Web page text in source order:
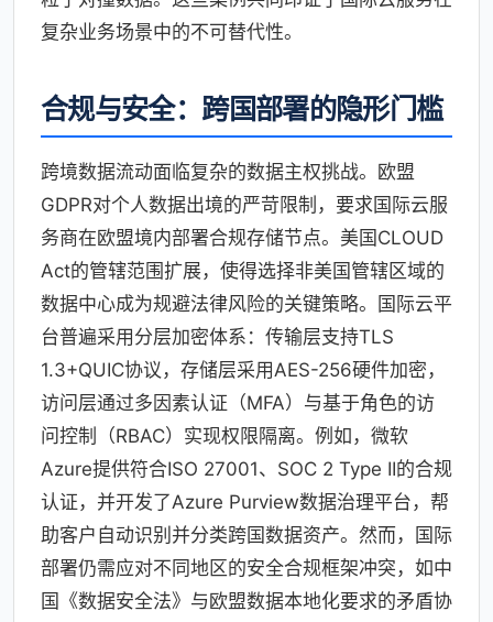
复杂业务场景中的不可替代性。
合规与安全：跨国部署的隐形门槛
跨境数据流动面临复杂的数据主权挑战。欧盟
GDPR对个人数据出境的严苛限制，要求国际云服
务商在欧盟境内部署合规存储节点。美国CLOUD
Act的管辖范围扩展，使得选择非美国管辖区域的
数据中心成为规避法律风险的关键策略。国际云平
台普遍采用分层加密体系：传输层支持TLS
1.3+QUIC协议，存储层采用AES-256硬件加密，
访问层通过多因素认证（MFA）与基于角色的访
问控制（RBAC）实现权限隔离。例如，微软
Azure提供符合ISO 27001、SOC 2 Type II的合规
认证，并开发了Azure Purview数据治理平台，帮
助客户自动识别并分类跨国数据资产。然而，国际
部署仍需应对不同地区的安全合规框架冲突，如中
国《数据安全法》与欧盟数据本地化要求的矛盾协